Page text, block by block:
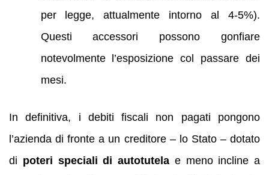
per legge, attualmente intorno al 4-5%).
Questi accessori possono gonfiare
notevolmente l’esposizione col passare dei
mesi.
In definitiva, i debiti fiscali non pagati pongono
l’azienda di fronte a un creditore – lo Stato – dotato
di poteri speciali di autotutela e meno incline a